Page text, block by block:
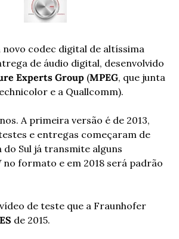
novo codec digital de altíssima
de áudio digital, desenvolvido
Experts Group (MPEG, que junta
e a Quallcomm).
A primeira versão é de 2013,
e entregas começaram de
do Sul já transmite alguns
formato e em 2018 será padrão
de teste que a Fraunhofer
de 2015.